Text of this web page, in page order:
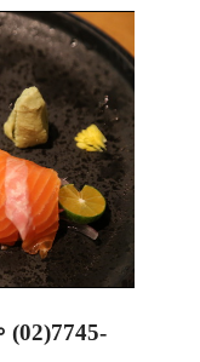
(02)7745-